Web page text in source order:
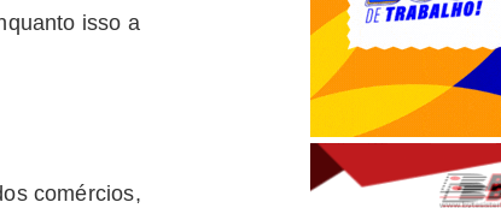
isso a
comércios,